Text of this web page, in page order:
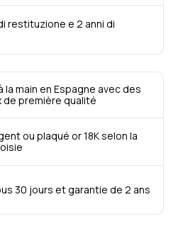
restituzione e 2 anni di
la main en Espagne avec des
de première qualité
ou plaqué or 18K selon la
30 jours et garantie de 2 ans